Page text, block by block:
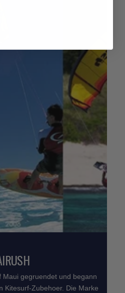
Maui gegruendet und begann
Kitesurf-Zubehoer. Die Marke